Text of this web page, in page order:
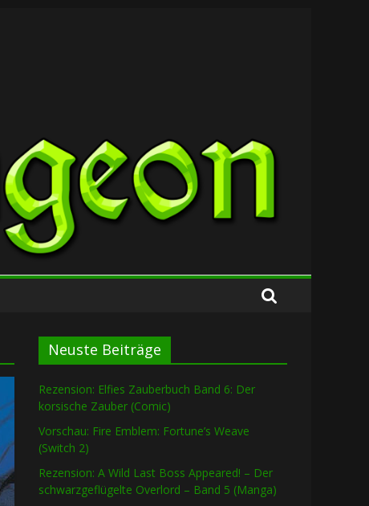
Neuste Beiträge
Rezension: Elfies Zauberbuch Band 6: Der
korsische Zauber (Comic)
Vorschau: Fire Emblem: Fortune’s Weave
(Switch 2)
Rezension: A Wild Last Boss Appeared! – Der
schwarzgeflügelte Overlord – Band 5 (Manga)